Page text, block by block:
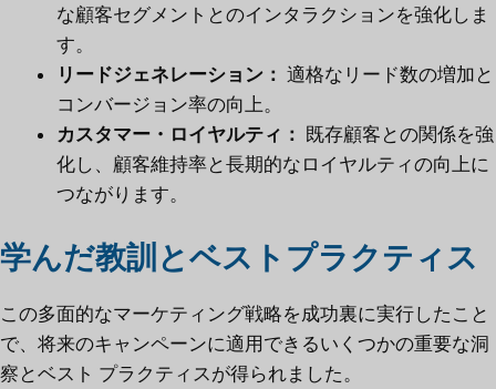
な顧客セグメントとのインタラクションを強化しま
す。
リードジェネレーション： 適格なリード数の増加と
コンバージョン率の向上。
カスタマー・ロイヤルティ： 既存顧客との関係を強
化し、顧客維持率と長期的なロイヤルティの向上に
つながります。
学んだ教訓とベストプラクティス
この多面的なマーケティング戦略を成功裏に実行したこと
で、将来のキャンペーンに適用できるいくつかの重要な洞
察とベスト プラクティスが得られました。